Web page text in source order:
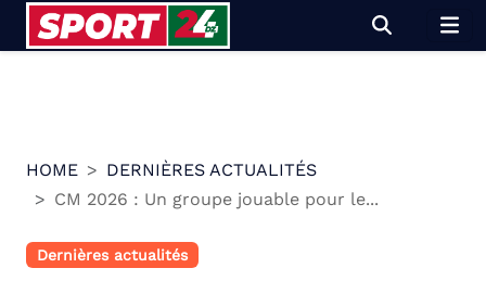
HOME
DERNIÈRES ACTUALITÉS
CM 2026 : Un groupe jouable pour le...
Dernières actualités